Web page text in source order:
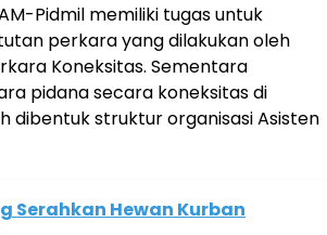
Pidmil memiliki tugas untuk
perkara yang dilakukan oleh
Koneksitas. Sementara
pidana secara koneksitas di
dibentuk struktur organisasi Asisten
Serahkan Hewan Kurban